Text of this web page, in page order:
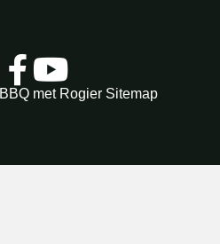
BBQ met Rogier Sitemap